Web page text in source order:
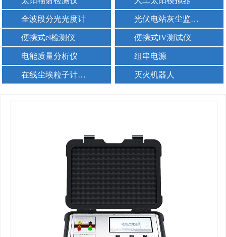
全波段分光光度计 光伏电站灰尘监测仪器
便携式el检测仪 便携式IV测试仪
电能质量分析仪 组串电源
在线尘埃粒子计数器 灭火机器人